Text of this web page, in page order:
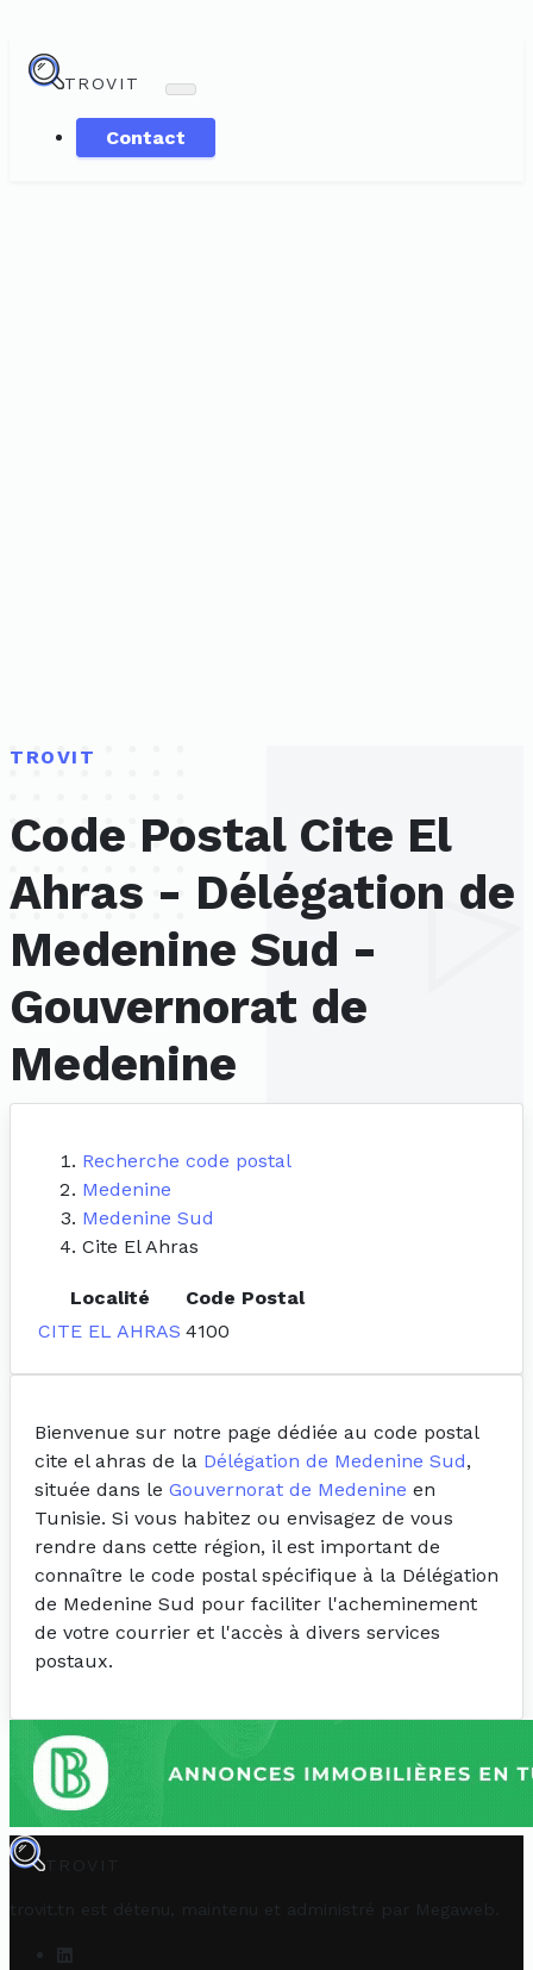
TROVIT
Contact
TROVIT
Code Postal Cite El
Ahras - Délégation de
Medenine Sud -
Gouvernorat de
Medenine
Recherche code postal
Medenine
Medenine Sud
Cite El Ahras
Localité
Code Postal
CITE EL AHRAS 4100
Bienvenue sur notre page dédiée au code postal
cite el ahras de la Délégation de Medenine Sud,
située dans le Gouvernorat de Medenine en
Tunisie. Si vous habitez ou envisagez de vous
rendre dans cette région, il est important de
connaître le code postal spécifique à la Délégation
de Medenine Sud pour faciliter l'acheminement
de votre courrier et l'accès à divers services
postaux.
TROVIT
trovit.tn est détenu, maintenu et administré par Megaweb